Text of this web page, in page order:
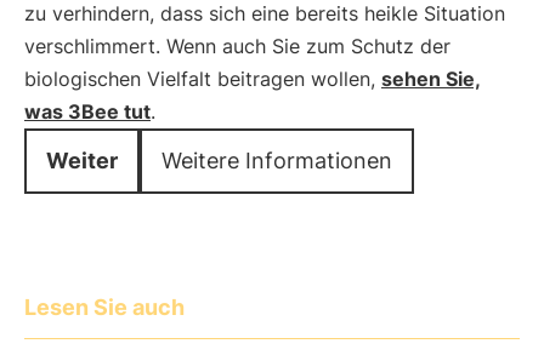
zu verhindern, dass sich eine bereits heikle Situation
verschlimmert. Wenn auch Sie zum Schutz der
biologischen Vielfalt beitragen wollen, sehen Sie,
was 3Bee tut.
Weiter Weitere Informationen
Lesen Sie auch